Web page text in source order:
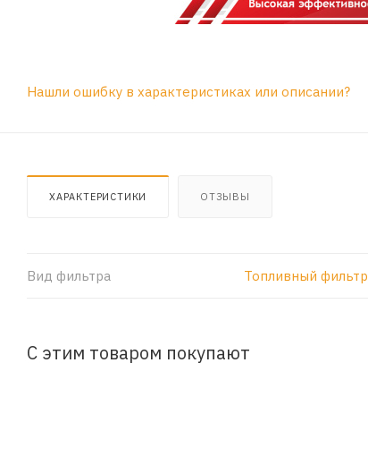
Нашли ошибку в характеристиках или описании?
ХАРАКТЕРИСТИКИ ОТЗЫВЫ
Вид фильтра Топливный фильтр
С этим товаром покупают